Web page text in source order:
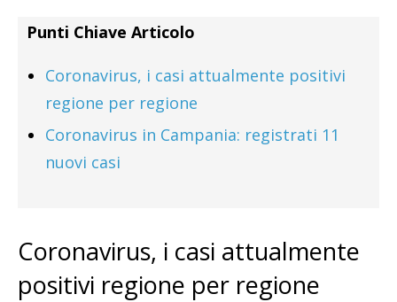
Punti Chiave Articolo
Coronavirus, i casi attualmente positivi
regione per regione
Coronavirus in Campania: registrati 11
nuovi casi
Coronavirus, i casi attualmente
positivi regione per regione